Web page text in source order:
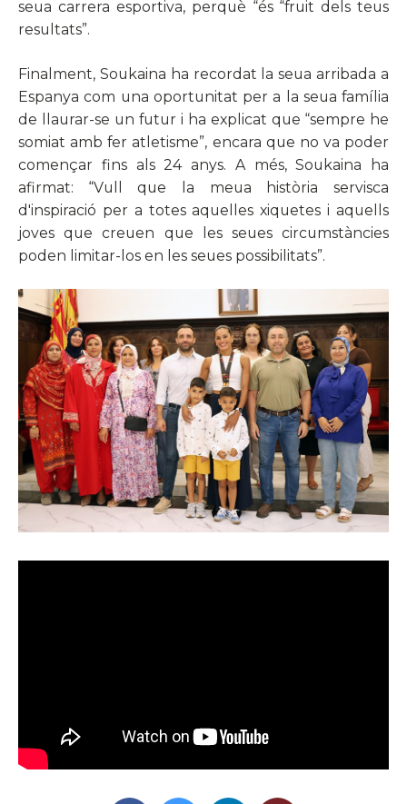
seua carrera esportiva, perquè “és “fruit dels teus
resultats”.
Finalment, Soukaina ha recordat la seua arribada a
Espanya com una oportunitat per a la seua família
de llaurar-se un futur i ha explicat que “sempre he
somiat amb fer atletisme”, encara que no va poder
començar fins als 24 anys. A més, Soukaina ha
afirmat: “Vull que la meua història servisca
d'inspiració per a totes aquelles xiquetes i aquells
joves que creuen que les seues circumstàncies
poden limitar-los en les seues possibilitats”.